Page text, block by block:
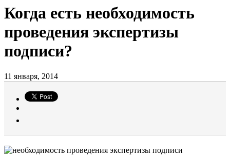
Когда есть необходимость
проведения экспертизы
подписи?
11 января, 2014